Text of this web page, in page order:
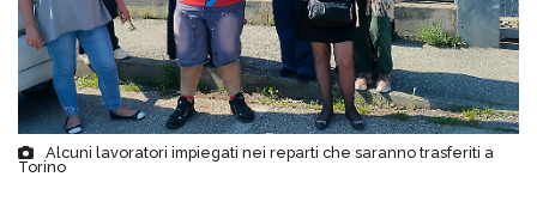
Alcuni lavoratori impiegati nei reparti che saranno trasferiti a
Torino